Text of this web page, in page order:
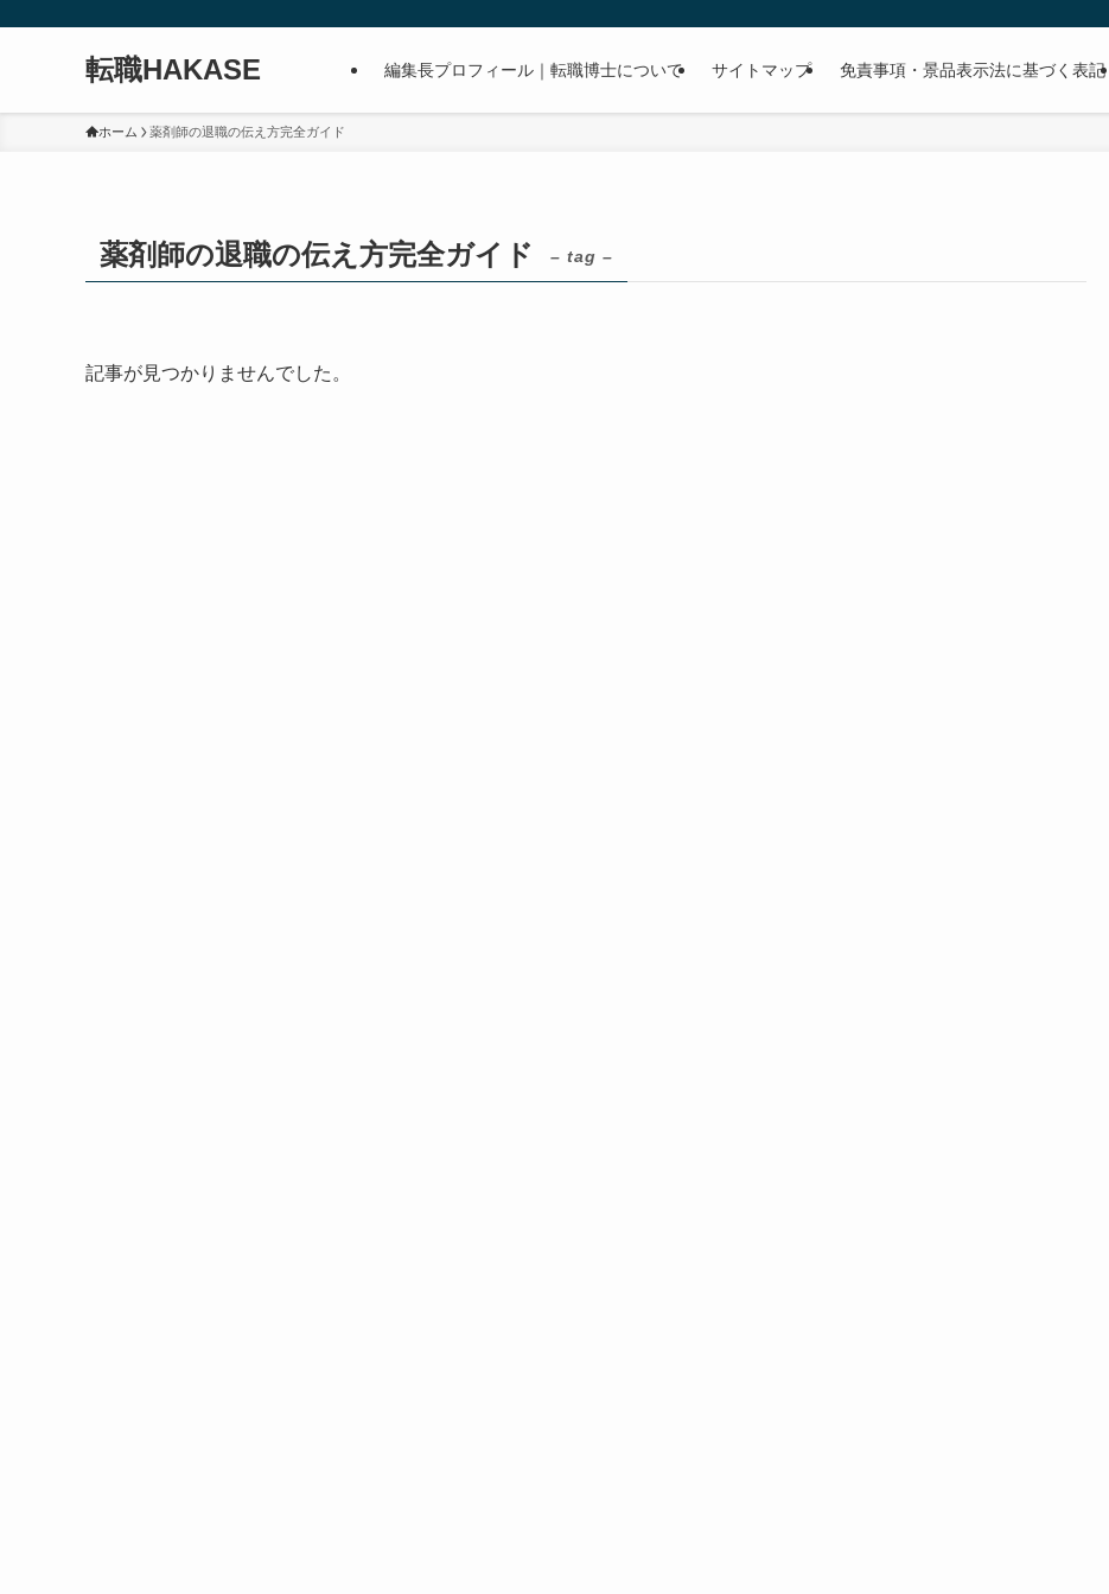
転職HAKASE 編集長プロフィール｜転職博士について サイトマップ 免責事項・景品表示法に基づく表記
ホーム 薬剤師の退職の伝え方完全ガイド
薬剤師の退職の伝え方完全ガイド – tag –
記事が見つかりませんでした。